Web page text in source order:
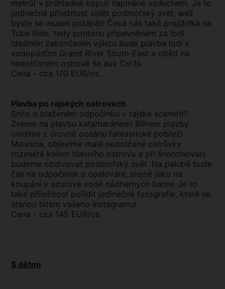
metrů) v průhledné kopuli naplněné vzduchem. Je to
jedinečná příležitost vidět podmořský svět, aniž
byste se museli potápět! Čeká nás také projížďka na
Tube Ride, tedy pontonu připevněném za lodí.
Ideálním zakončením výletu bude plavba lodí k
vodopádům Grand River South-East a oběd na
nedotčeném ostrově Ile aux Cerfs.
Cena - cca 170 EUR/os.
Plavba po rajských ostrovech
Sníte o blaženém odpočinku v rajské scenérii?
Zveme na plavbu katamaránem! Během plavby
uvidíme z úrovně oceánu fantastické pobřeží
Mauricia, objevíme malé nedotčené ostrůvky
rozeseté kolem hlavního ostrova a při šnorchlování
budeme obdivovat podmořský svět. Na palubě bude
čas na odpočinek a opalování, stejně jako na
koupání v azurové vodě nádherných barev. Je to
také příležitost pořídit jedinečné fotografie, které se
stanou hitem vašeho Instagramu!
Cena - cca 145 EUR/os.
S dětmi